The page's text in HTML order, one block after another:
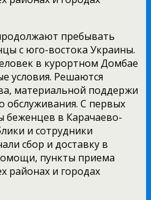
пребывать
с юго-востока Украины.
в курортном Домбае
условия. Решаются
материальной поддержи
обслуживания. С первых
беженцев в Карачаево-
и сотрудники
сбор и доставку в
пункты приема
районах и городах